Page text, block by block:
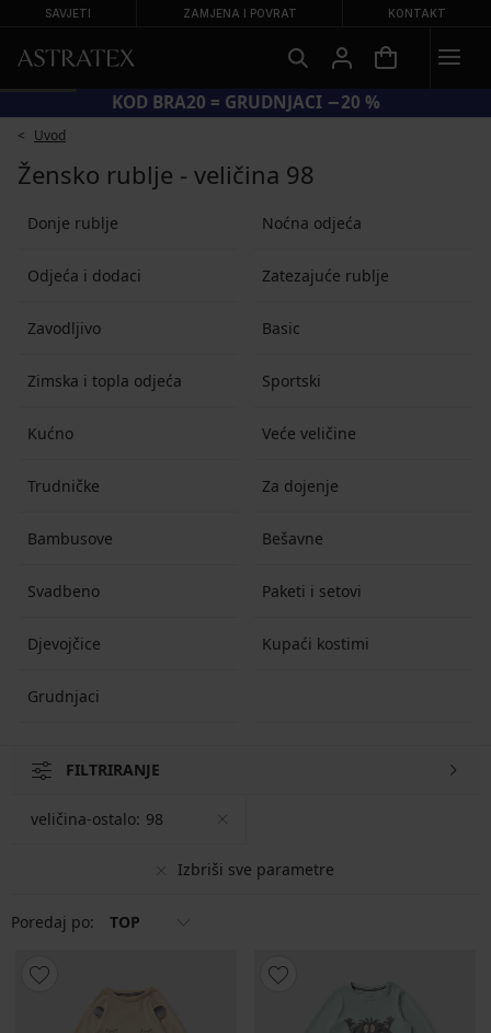
SAVJETI ZAMJENA I POVRAT KONTAKT
KOD BRA20 = GRUDNJACI −20 %
Uvod
Žensko rublje - veličina 98
Donje rublje Noćna odjeća
Odjeća i dodaci Zatezajuće rublje
Zavodljivo Basic
Zimska i topla odjeća Sportski
Kućno Veće veličine
Trudničke Za dojenje
Bambusove Bešavne
Svadbeno Paketi i setovi
Djevojčice Kupaći kostimi
Grudnjaci
FILTRIRANJE
Izbriši sve parametre
veličina-ostalo: 98
Poredaj po: TOP